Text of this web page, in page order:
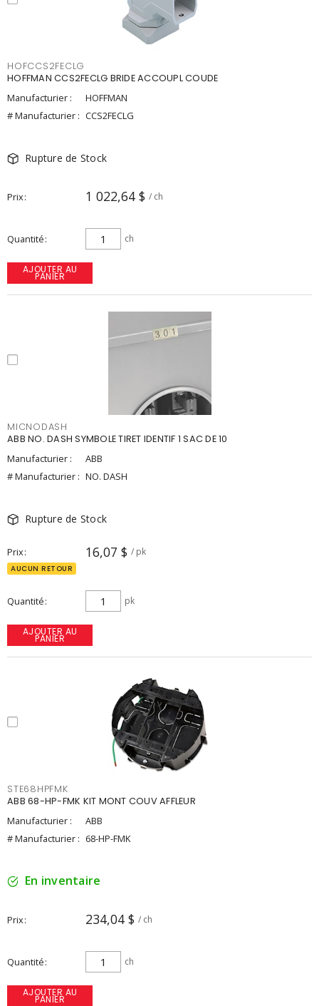
HOFCCS2FECLG
HOFFMAN CCS2FECLG BRIDE ACCOUPL COUDE
Manufacturier :
HOFFMAN
# Manufacturier : CCS2FECLG
Rupture de Stock
Prix 1 022,64 $ / ch
Quantité ch
AJOUTER AU
PANIER
MICNODASH
ABB NO. DASH SYMBOLE TIRET IDENTIF 1 SAC DE 10
Manufacturier :
ABB
# Manufacturier : NO. DASH
Rupture de Stock
Prix 16,07 $ / pk
AUCUN RETOUR
Quantité pk
AJOUTER AU
PANIER
STE68HPFMK
ABB 68-HP-FMK KIT MONT COUV AFFLEUR
Manufacturier :
ABB
# Manufacturier : 68-HP-FMK
En inventaire
Prix 234,04 $ / ch
Quantité ch
AJOUTER AU
PANIER